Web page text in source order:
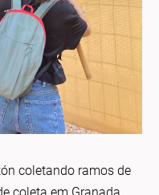
coletando ramos de
coleta em Granada.